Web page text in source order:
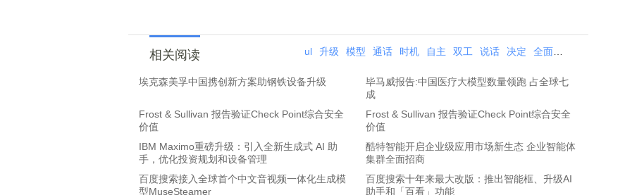
相关阅读 ul 升级 模型 通话 时机 自主 双工 说话 决定 全面
埃克森美孚中国携创新方案助钢铁设备升级
毕马威报告:中国医疗大模型数量领跑 占全球七
成
Frost & Sullivan 报告验证Check Point综合安全
价值
Frost & Sullivan 报告验证Check Point综合安全
价值
IBM Maximo重磅升级：引入全新生成式 AI 助
手，优化投资规划和设备管理
酷特智能开启企业级应用市场新生态 企业智能体
集群全面招商
百度搜索接入全球首个中文音视频一体化生成模
型MuseSteamer
百度搜索十年来最大改版：推出智能框、升级AI
助手和「百看」功能